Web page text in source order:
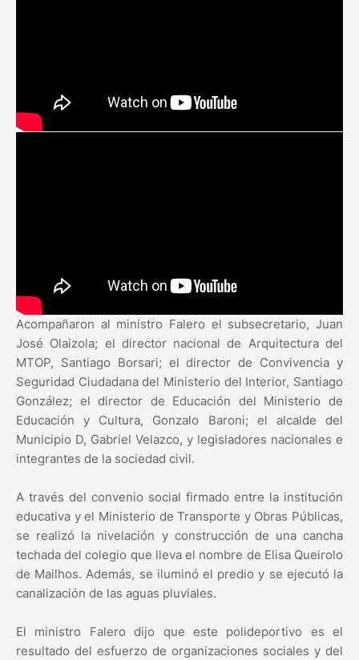
Acompañaron al ministro Falero el subsecretario, Juan
José Olaizola; el director nacional de Arquitectura del
MTOP, Santiago Borsari; el director de Convivencia y
Seguridad Ciudadana del Ministerio del Interior, Santiago
González; el director de Educación del Ministerio de
Educación y Cultura, Gonzalo Baroni; el alcalde del
Municipio D, Gabriel Velazco, y legisladores nacionales e
integrantes de la sociedad civil.
A través del convenio social firmado entre la institución
educativa y el Ministerio de Transporte y Obras Públicas,
se realizó la nivelación y construcción de una cancha
techada del colegio que lleva el nombre de Elisa Queirolo
de Mailhos. Además, se iluminó el predio y se ejecutó la
canalización de las aguas pluviales.
El ministro Falero dijo que este polideportivo es el
resultado del esfuerzo de organizaciones sociales y del